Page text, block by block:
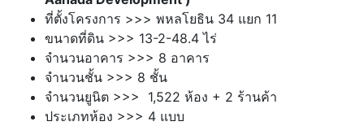
ที่ตั้งโครงการ >>> พหลโยธิน 34 แยก 11
ขนาดที่ดิน >>> 13-2-48.4 ไร่
จำนวนอาคาร >>> 8 อาคาร
จำนวนชั้น >>> 8 ชั้น
จำนวนยูนิต >>> 1,522 ห้อง + 2 ร้านค้า
ประเภทห้อง >>> 4 แบบ